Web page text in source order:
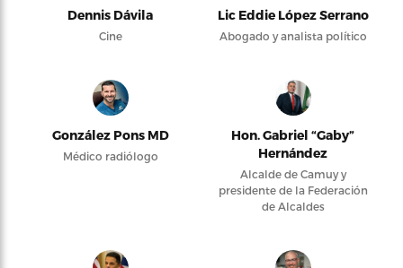
Dennis Dávila
Cine
Lic Eddie López Serrano
Abogado y analista político
González Pons MD
Médico radiólogo
Hon. Gabriel “Gaby”
Hernández
Alcalde de Camuy y
presidente de la Federación
de Alcaldes